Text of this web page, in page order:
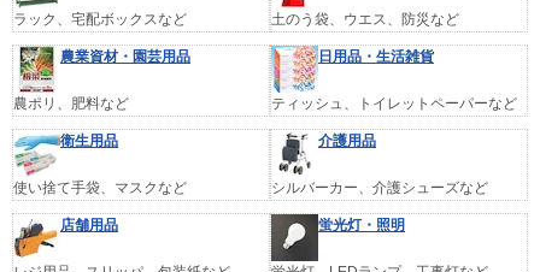
ラック、宅配ボックスなど 土のう袋、ウエス、防災など
農業資材・園芸用品
農ポリ、肥料など
日用品・生活雑貨
ティッシュ、トイレットペーパーなど
衛生用品
使い捨て手袋、マスクなど
介護用品
シルバーカー、介護シューズなど
店舗用品 蛍光灯・照明